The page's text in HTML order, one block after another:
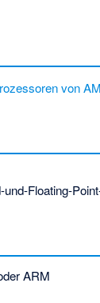
von
Floating-
ARM